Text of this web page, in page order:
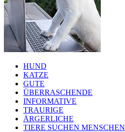
HUND
KATZE
GUTE
ÜBERRASCHENDE
INFORMATIVE
TRAURIGE
ÄRGERLICHE
TIERE SUCHEN MENSCHEN